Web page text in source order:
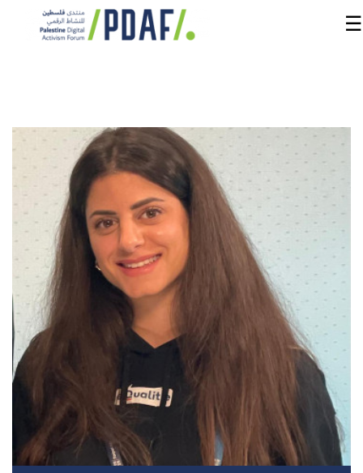
فعاليات
المنتدى
من
نحن
مدربون
ومتحدثون
سنوات
سابقة
سجل الآن
☰